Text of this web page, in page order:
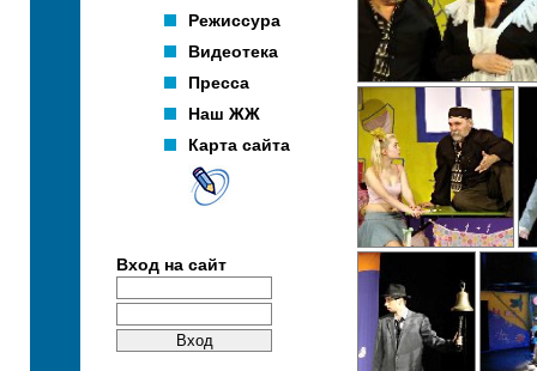
Режиссура
Видеотека
Пресса
Наш ЖЖ
Карта сайта
Вход на сайт